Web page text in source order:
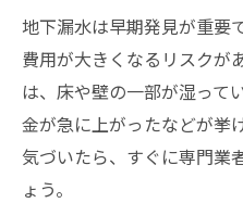
地下 漏水調査の
調査が必要な地
地下漏水発見後
ト
漏水調査の依頼
地下漏水は早期発見が重要
費用が大きくなるリスクが
は、床や壁の一部が湿って
金が急に上がったなどが挙
気づいたら、すぐに専門業
ょう。